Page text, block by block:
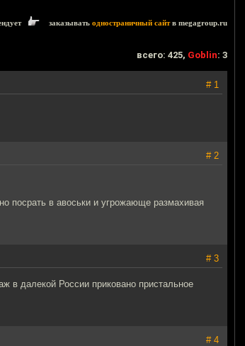
заказывать одностраничный сайтв megagroup.ru
всего: 425, Goblin: 3
# 1
# 2
посрать в авоськи и угрожающе размахивая
# 3
в далекой России приковано пристальное
# 4